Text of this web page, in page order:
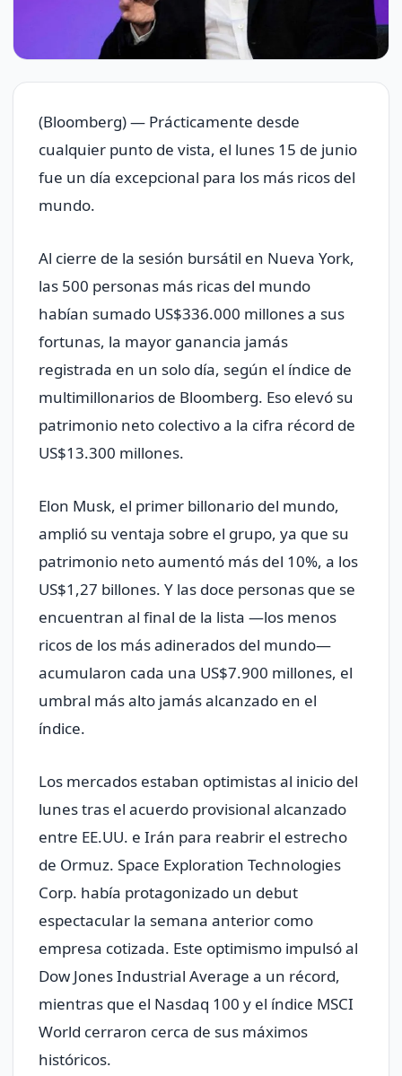
(Bloomberg) — Prácticamente desde
cualquier punto de vista, el lunes 15 de junio
fue un día excepcional para los más ricos del
mundo.
Al cierre de la sesión bursátil en Nueva York,
las 500 personas más ricas del mundo
habían sumado US$336.000 millones a sus
fortunas, la mayor ganancia jamás
registrada en un solo día, según el índice de
multimillonarios de Bloomberg. Eso elevó su
patrimonio neto colectivo a la cifra récord de
US$13.300 millones.
Elon Musk, el primer billonario del mundo,
amplió su ventaja sobre el grupo, ya que su
patrimonio neto aumentó más del 10%, a los
US$1,27 billones. Y las doce personas que se
encuentran al final de la lista —los menos
ricos de los más adinerados del mundo—
acumularon cada una US$7.900 millones, el
umbral más alto jamás alcanzado en el
índice.
Los mercados estaban optimistas al inicio del
lunes tras el acuerdo provisional alcanzado
entre EE.UU. e Irán para reabrir el estrecho
de Ormuz. Space Exploration Technologies
Corp. había protagonizado un debut
espectacular la semana anterior como
empresa cotizada. Este optimismo impulsó al
Dow Jones Industrial Average a un récord,
mientras que el Nasdaq 100 y el índice MSCI
World cerraron cerca de sus máximos
históricos.